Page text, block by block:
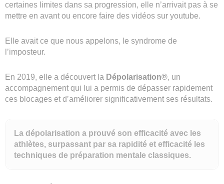
certaines limites dans sa progression, elle n’arrivait pas à se
mettre en avant ou encore faire des vidéos sur youtube.
Elle avait ce que nous appelons, le syndrome de
l’imposteur.
En 2019, elle a découvert la Dépolarisation®, un
accompagnement qui lui a permis de dépasser rapidement
ces blocages et d’améliorer significativement ses résultats.
La dépolarisation a prouvé son efficacité avec les
athlètes, surpassant par sa rapidité et efficacité les
techniques de préparation mentale classiques.